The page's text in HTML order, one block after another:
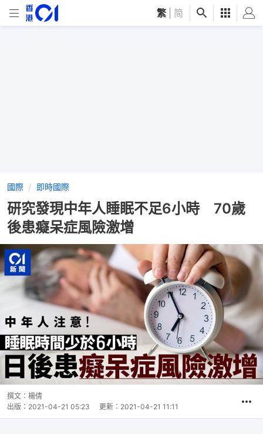
繁 简
國際 即時國際
研究發現中年人睡眠不足6小時 70歲
後患癡呆症風險激增
撰文： 楊倩
出版： 2021-04-21 05:23 更新： 2021-04-21 11:11